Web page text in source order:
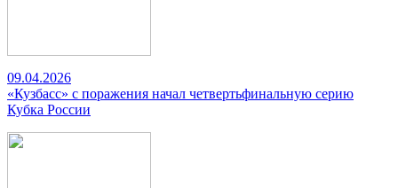
09.04.2026
«Кузбасс» с поражения начал четвертьфинальную серию
Кубка России